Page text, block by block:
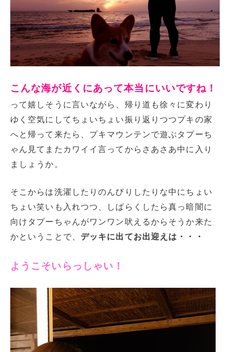
こんな海が近くにあって本当にいいですね！
って嬉しそうに言いながら、帰り道も徐々に変わり
ゆく空気にしてちょいちょい振り返りつつプキの家
へと帰って来たら、プキマウンテンで遊ぶタプーち
ゃん見てまたカワイイ言ってからさあさあ中に入り
ましょうか。
そこからは洗濯したりのんびりしたりな中にちょい
ちょい笑いも入れつつ、しばらくしたら真っ暗闇に
向けタプーちゃんがワンワン吠えるからそうか来た
かということで、 デッキに出てお出迎えは・・・
ようこそいらっしゃい！